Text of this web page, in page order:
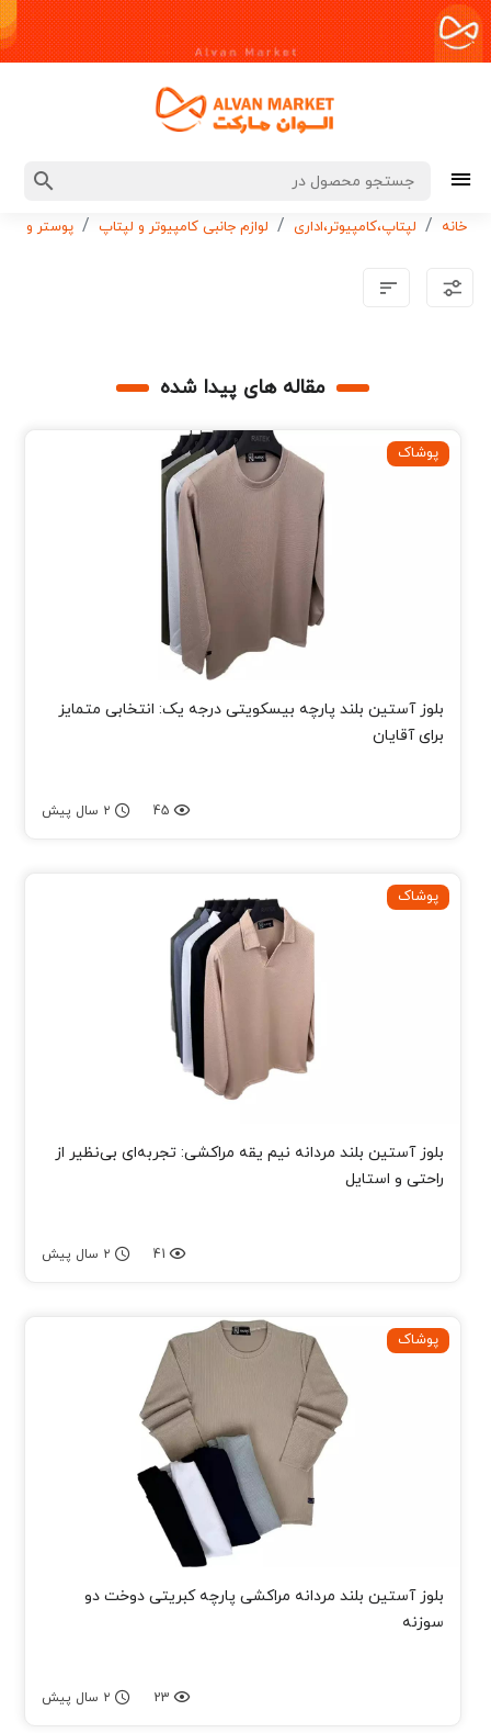
خانه لپتاپ،کامپیوتر،اداری لوازم جانبی کامپیوتر و لپتاپ پوستر و
مقاله های پیدا شده
بلوز آستین بلند پارچه بیسکویتی درجه یک: انتخابی متمایز
برای آقایان
45 ۲ سال پیش
پوشاک
بلوز آستین بلند مردانه نیم یقه مراکشی: تجربه‌ای بی‌نظیر از
راحتی و استایل
41 ۲ سال پیش
پوشاک
بلوز آستین بلند مردانه مراکشی پارچه کبریتی دوخت دو
سوزنه
23 ۲ سال پیش
پوشاک